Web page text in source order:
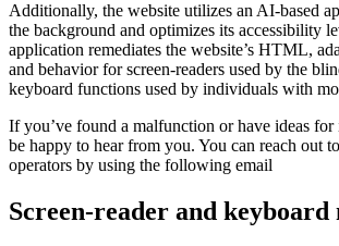
Additionally, the website utilizes an AI-based
the background and optimizes its accessibility
application remediates the website’s HTML,
and behavior for screen-readers used by the
keyboard functions used by individuals with
If you’ve found a malfunction or have ideas for
be happy to hear from you. You can reach out
operators by using the following email
Screen-reader and keyboard